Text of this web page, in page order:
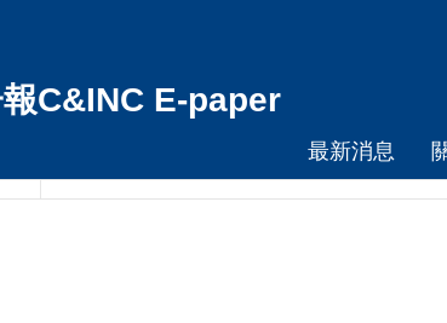
C&INC E-paper
最新消息